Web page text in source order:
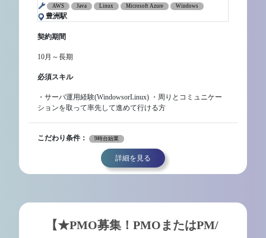
AWS Java Linux Microsoft Azure Windows
豊洲駅
契約期間
10月～長期
必須スキル
・サーバ運用経験(WindowsorLinux) ・周りとコミュニケー
ションを取って率先して進めて行ける方
こだわり条件： 9時台始業
詳細を見る
【★PMO募集！PMOまたはPM/